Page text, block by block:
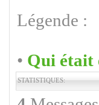
Légende :
• Qui était
STATISTIQUES: